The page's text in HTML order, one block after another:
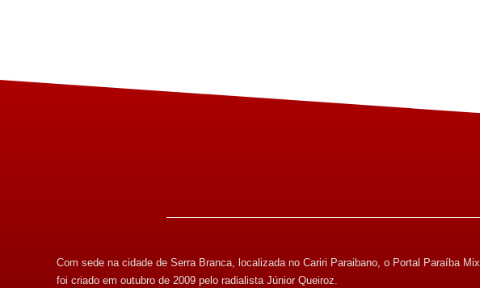
Com sede na cidade de Serra Branca, localizada no Cariri Paraibano, o Portal Paraíba Mix
foi criado em outubro de 2009 pelo radialista Júnior Queiroz.